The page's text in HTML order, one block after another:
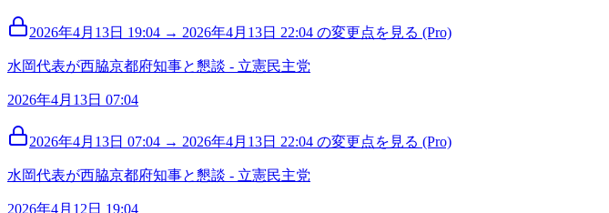
2026年4月13日 19:04 → 2026年4月13日 22:04 の変更点を見る (Pro)
水岡代表が西脇京都府知事と懇談 - 立憲民主党
2026年4月13日 07:04
2026年4月13日 07:04 → 2026年4月13日 22:04 の変更点を見る (Pro)
水岡代表が西脇京都府知事と懇談 - 立憲民主党
2026年4月12日 19:04